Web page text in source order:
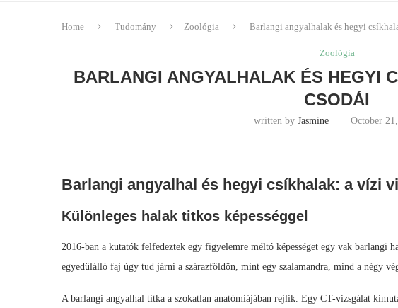
Home Tudomány Zoológia Barlangi angyalhalak és hegyi
Zoológia
BARLANGI ANGYALHALAK ÉS HEGYI
CSODÁI
written by Jasmine October
Barlangi angyalhal és hegyi csíkhalak: a vízi
Különleges halak titkos képességgel
2016-ban a kutatók felfedeztek egy figyelemre méltó képességet egy vak barlangi
egyedülálló faj úgy tud járni a szárazföldön, mint egy szalamandra, mind a négy
A barlangi angyalhal titka a szokatlan anatómiájában rejlik. Egy CT-vizsgálat